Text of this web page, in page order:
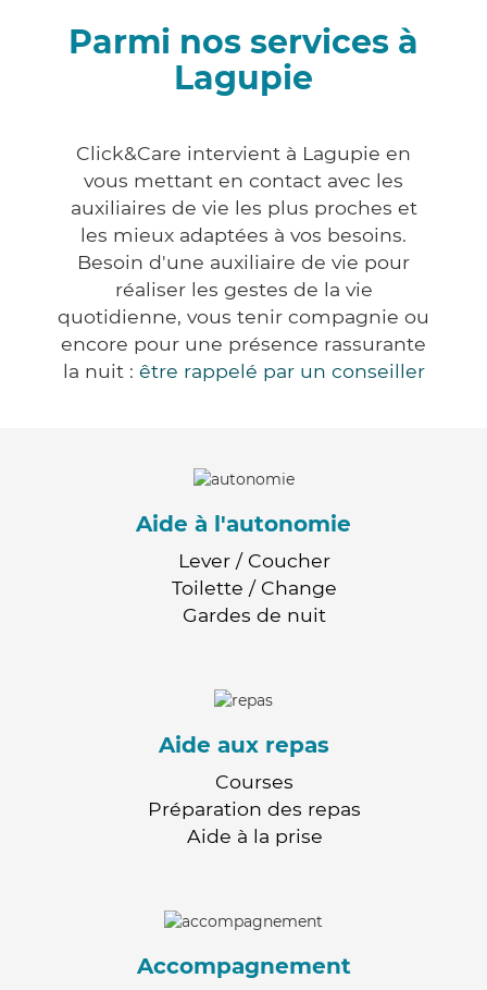
Parmi nos services à
Lagupie
Click&Care intervient à Lagupie en
vous mettant en contact avec les
auxiliaires de vie les plus proches et
les mieux adaptées à vos besoins.
Besoin d'une auxiliaire de vie pour
réaliser les gestes de la vie
quotidienne, vous tenir compagnie ou
encore pour une présence rassurante
la nuit : être rappelé par un conseiller
Aide à l'autonomie
Lever / Coucher
Toilette / Change
Gardes de nuit
Aide aux repas
Courses
Préparation des repas
Aide à la prise
Accompagnement